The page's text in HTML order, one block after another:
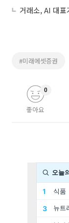
#미래에셋증권
좋아요
0